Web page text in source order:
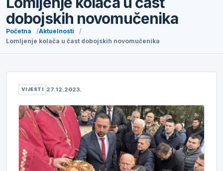
dobojskih novomučenika
Početna
Aktuelnosti
Lomljenje kolača u čast dobojskih novomučenika
VIJESTI 27.12.2023.